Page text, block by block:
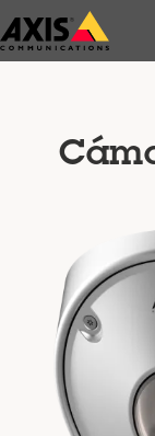
Saltar
al